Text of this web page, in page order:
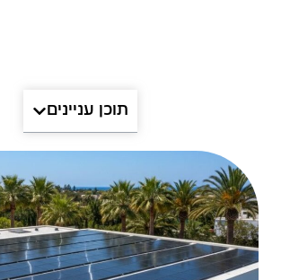
תוכן עניינים